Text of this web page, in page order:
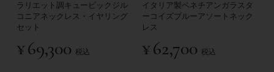
ラリエット調キュービックジル
コニアネックレス・イヤリング
セット
¥69,300 税込
イタリア製ベネチアンガラスタ
ーコイズブルーアソートネック
レス
¥62,700 税込